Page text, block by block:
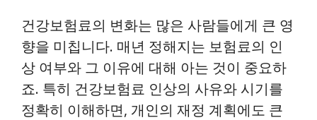
건강보험료의 변화는 많은 사람들에게 큰 영
향을 미칩니다. 매년 정해지는 보험료의 인
상 여부와 그 이유에 대해 아는 것이 중요하
죠. 특히 건강보험료 인상의 사유와 시기를
정확히 이해하면, 개인의 재정 계획에도 큰